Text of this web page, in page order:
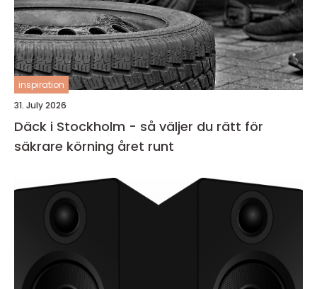
inspiration
31. July 2026
Däck i Stockholm - så väljer du rätt för
säkrare körning året runt